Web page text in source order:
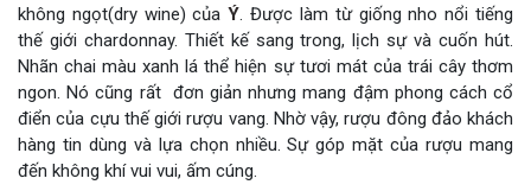
không ngọt(dry wine) củaÝ. Được làm từ giống nho nổi tiếng
thế giới chardonnay. Thiết kế sang trong, lịch sự và cuốn hút.
Nhãn chai màu xanh lá thể hiện sự tươi mát của trái cây thơm
ngon. Nó cũng rất đơn giản nhưng mang đậm phong cách cổ
điển của cựu thế giới rượu vang. Nhờ vậy, rượu đông đảo khách
hàng tin dùng và lựa chọn nhiều. Sự góp mặt của rượu mang
đến không khí vui vui, ấm cúng.